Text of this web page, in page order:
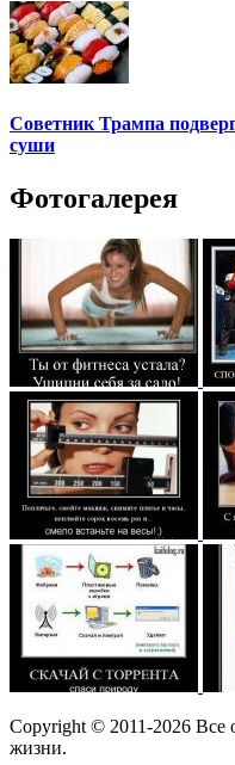
Советник Трампа
суши
Фотогалерея
Copyright © 2011-2026 Все
жизни.